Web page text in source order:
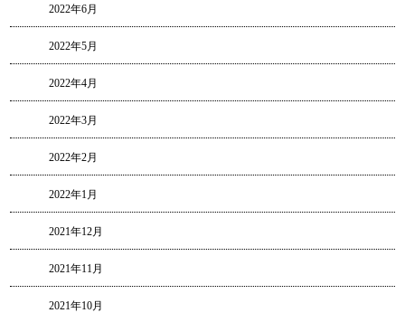
2022年6月
2022年5月
2022年4月
2022年3月
2022年2月
2022年1月
2021年12月
2021年11月
2021年10月